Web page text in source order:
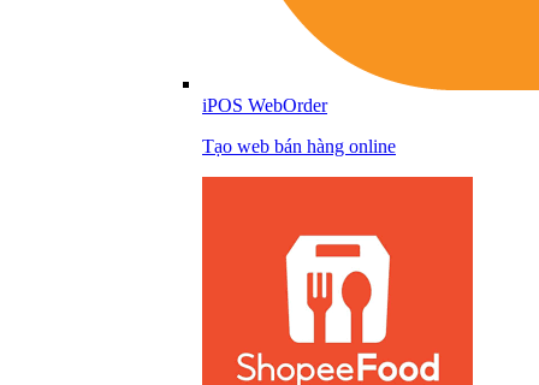
iPOS WebOrder
Tạo web bán hàng online